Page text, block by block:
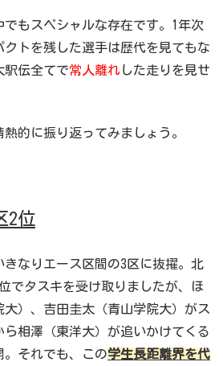
でもスペシャルな存在です。1年次
クトを残した選手は歴代を見てもな
駅伝全てで常人離れ した走りを見せ
的に振り返ってみましょう。
2位
きなりエース区間の3区に抜擢。北
でタスキを受け取りましたが、ほ
）、吉田圭太（青山学院大）がス
相澤（東洋大）が追いかけてくる
。それでも、この学生長距離界を代